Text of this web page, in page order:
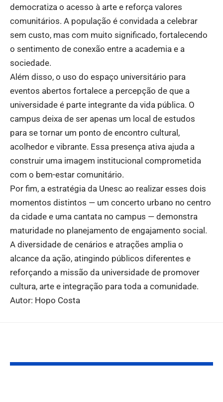
democratiza o acesso à arte e reforça valores
comunitários. A população é convidada a celebrar
sem custo, mas com muito significado, fortalecendo
o sentimento de conexão entre a academia e a
sociedade.
Além disso, o uso do espaço universitário para
eventos abertos fortalece a percepção de que a
universidade é parte integrante da vida pública. O
campus deixa de ser apenas um local de estudos
para se tornar um ponto de encontro cultural,
acolhedor e vibrante. Essa presença ativa ajuda a
construir uma imagem institucional comprometida
com o bem-estar comunitário.
Por fim, a estratégia da Unesc ao realizar esses dois
momentos distintos — um concerto urbano no centro
da cidade e uma cantata no campus — demonstra
maturidade no planejamento de engajamento social.
A diversidade de cenários e atrações amplia o
alcance da ação, atingindo públicos diferentes e
reforçando a missão da universidade de promover
cultura, arte e integração para toda a comunidade.
Autor: Hopo Costa